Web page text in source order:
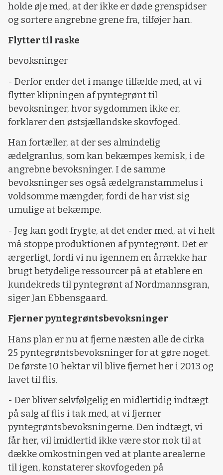
holde øje med, at der ikke er døde grenspidser
og sortere angrebne grene fra, tilføjer han.
Flytter til raske
bevoksninger
- Derfor ender det i mange tilfælde med, at vi
flytter klipningen af pyntegrønt til
bevoksninger, hvor sygdommen ikke er,
forklarer den østsjællandske skovfoged.
Han fortæller, at der ses almindelig
ædelgranlus, som kan bekæmpes kemisk, i de
angrebne bevoksninger. I de samme
bevoksninger ses også ædelgranstammelus i
voldsomme mængder, fordi de har vist sig
umulige at bekæmpe.
- Jeg kan godt frygte, at det ender med, at vi helt
må stoppe produktionen af pyntegrønt. Det er
ærgerligt, fordi vi nu igennem en årrække har
brugt betydelige ressourcer på at etablere en
kundekreds til pyntegrønt af Nordmannsgran,
siger Jan Ebbensgaard.
Fjerner pyntegrøntsbevoksninger
Hans plan er nu at fjerne næsten alle de cirka
25 pyntegrøntsbevoksninger for at gøre noget.
De første 10 hektar vil blive fjernet her i 2013 og
lavet til flis.
- Der bliver selvfølgelig en midlertidig indtægt
på salg af flis i tak med, at vi fjerner
pyntegrøntsbevoksningerne. Den indtægt, vi
får her, vil imidlertid ikke være stor nok til at
dække omkostningen ved at plante arealerne
til igen, konstaterer skovfogeden på